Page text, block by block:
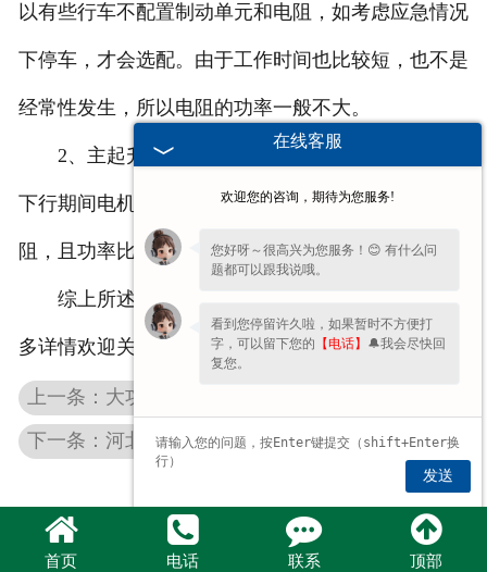
以有些行车不配置制动单元和电阻，如考虑应急情况
下停车，才会选配。由于工作时间也比较短，也不是
经常性发生，所以电阻的功率一般不大。
2、主起升和付起升对应B，即提升下行，由于
下行期间电机一直处于发电，所以选择制动单元和电
阻，且功率比较大。
综上所述是波纹电阻厂家和大家分享的知识，更
多详情欢迎关注我们的网站了解。
上一条：大功率河北铝壳电阻的质量如何提供
下一条：河北不锈钢电阻器的使用方法及注意事项
首页 电话 联系 顶部
在线客服
欢迎您的咨询，期待为您服务!
您好呀～很高兴为您服务！😊 有什么问
题都可以跟我说哦。
看到您停留许久啦，如果暂时不方便打
字，可以留下您的 【电话】 🔔我会尽快回
复您。
发送